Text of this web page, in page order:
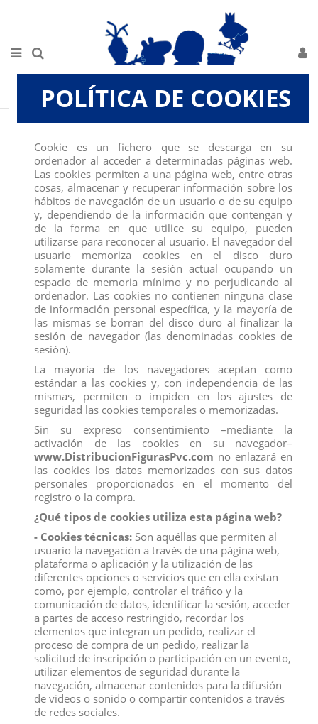
OSO POLAR
Schleich
Referencia 14800
OSO POLAR SHCLEICH
El hábitat del oso polar es el Ártico. Aparte de las morsas y
los leones marinos, los distintos tipos de focas incluyen las
focas comunes.
Dato divertido Bajo el pelaje, los osos polares tienen la piel
negra. Esta piel atrae y conserva el calor del sol.
Medidas:12,2 x 5,7 x 7,2cm (W x D x H)
Producto no recomendado para menores de 4 años.
POLÍTICA DE COOKIES
Cookie es un fichero que se descarga en su
ordenador al acceder a determinadas páginas web.
Las cookies permiten a una página web, entre otras
cosas, almacenar y recuperar información sobre los
hábitos de navegación de un usuario o de su equipo
y, dependiendo de la información que contengan y
de la forma en que utilice su equipo, pueden
utilizarse para reconocer al usuario. El navegador del
usuario memoriza cookies en el disco duro
solamente durante la sesión actual ocupando un
espacio de memoria mínimo y no perjudicando al
ordenador. Las cookies no contienen ninguna clase
de información personal específica, y la mayoría de
las mismas se borran del disco duro al finalizar la
sesión de navegador (las denominadas cookies de
sesión).
La mayoría de los navegadores aceptan como
estándar a las cookies y, con independencia de las
mismas, permiten o impiden en los ajustes de
seguridad las cookies temporales o memorizadas.
Sin su expreso consentimiento –mediante la
activación de las cookies en su navegador–
www.DistribucionFigurasPvc.com no enlazará en
las cookies los datos memorizados con sus datos
personales proporcionados en el momento del
registro o la compra.
¿Qué tipos de cookies utiliza esta página web?
- Cookies técnicas: Son aquéllas que permiten al
usuario la navegación a través de una página web,
plataforma o aplicación y la utilización de las
diferentes opciones o servicios que en ella existan
como, por ejemplo, controlar el tráfico y la
comunicación de datos, identificar la sesión, acceder
a partes de acceso restringido, recordar los
elementos que integran un pedido, realizar el
proceso de compra de un pedido, realizar la
solicitud de inscripción o participación en un evento,
utilizar elementos de seguridad durante la
navegación, almacenar contenidos para la difusión
de videos o sonido o compartir contenidos a través
de redes sociales.